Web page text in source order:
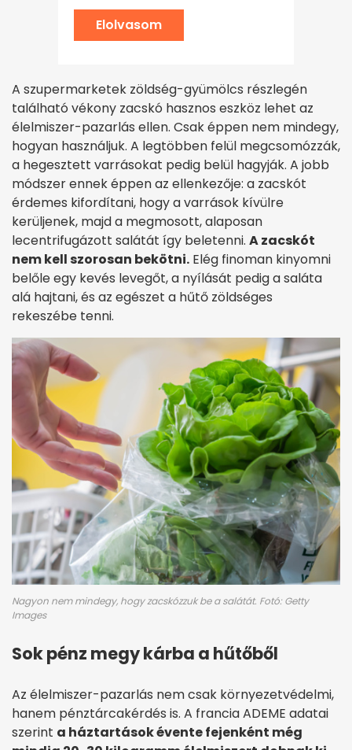
Elolvasom
A szupermarketek zöldség-gyümölcs részlegén
található vékony zacskó hasznos eszköz lehet az
élelmiszer-pazarlás ellen. Csak éppen nem mindegy,
hogyan használjuk. A legtöbben felül megcsomózzák,
a hegesztett varrásokat pedig belül hagyják. A jobb
módszer ennek éppen az ellenkezője: a zacskót
érdemes kifordítani, hogy a varrások kívülre
kerüljenek, majd a megmosott, alaposan
lecentrifugázott salátát így beletenni. A zacskót
nem kell szorosan bekötni. Elég finoman kinyomni
belőle egy kevés levegőt, a nyílását pedig a saláta
alá hajtani, és az egészet a hűtő zöldséges
rekeszébe tenni.
Nagyon nem mindegy, hogy zacskózzuk be a salátát. Fotó: Getty
Images
Sok pénz megy kárba a hűtőből
Az élelmiszer-pazarlás nem csak környezetvédelmi,
hanem pénztárcakérdés is. A francia ADEME adatai
szerint a háztartások évente fejenként még